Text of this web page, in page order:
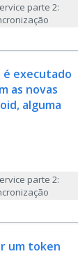
parte 2:
é executado
as novas
alguma
parte 2:
um token